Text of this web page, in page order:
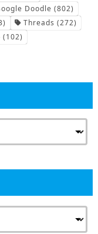
Doodle (802)
Threads (272)
(102)